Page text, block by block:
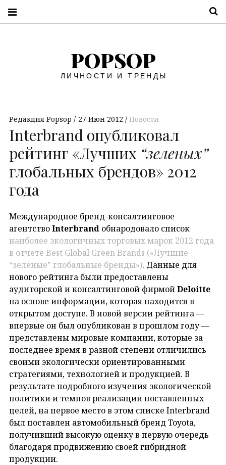
POPSOP
ЛИЧНОСТИ И ТРЕНДЫ
Редакция Popsop 27 Июн 2012 Новости
Interbrand опубликовал
рейтинг «Лучших “зеленых”
глобальных брендов» 2012
года
Международное бренд-консалтинговое
агентствоInterbrand обнародовало список
наиболее экологичных торговых марок 2012 года
в отчете Best Global Green Brands («Лучшие
“зеленые” глобальные бренды»). Данные для
нового рейтинга были предоставлены
аудиторской и консалтинговой фирмойDeloitte
на основе информации, которая находится в
открытом доступе. В новой версии рейтинга —
впервые он был опубликован в прошлом году —
представлены мировые компании, которые за
последнее время в разной степени отличились
своими экологически ориентированными
стратегиями, технологией и продукцией. В
результате подробного изучения экологической
политики и темпов реализации поставленных
целей, на первое место в этом списке Interbrand
был поставлен автомобильный бренд Toyota,
получивший высокую оценку в первую очередь
благодаря продвижению своей гибридной
продукции.